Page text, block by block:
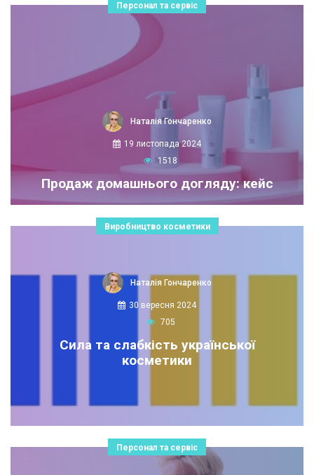
Персонал та сервіс
Наталія Гончаренко
19 листопада 2024
1518
Продаж домашнього догляду: кейс
Виробництво косметики
Наталія Гончаренко
30 вересня 2024
705
Сила та слабкість української
косметики
Персонал та сервіс